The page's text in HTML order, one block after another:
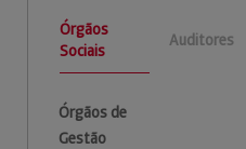
Órgãos
Sociais
Auditores
Órgãos de
Gestão